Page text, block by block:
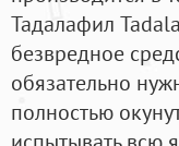
Тадалафил
безвредное
обязательно
полностью